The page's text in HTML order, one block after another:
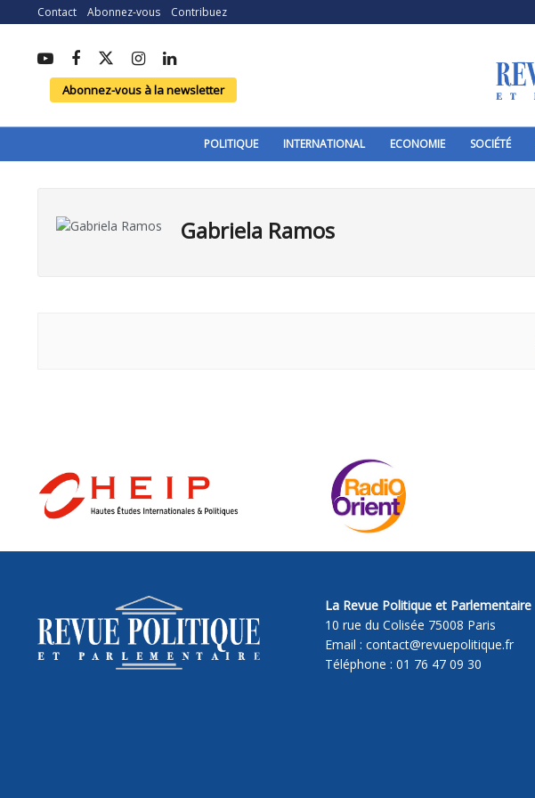
Contact Abonnez-vous Contribuez
Abonnez-vous à la newsletter
POLITIQUE INTERNATIONAL ECONOMIE SOCIÉTÉ
Gabriela Ramos
La Revue Politique et Parlementaire
10 rue du Colisée 75008 Paris
Email : contact@revuepolitique.fr
Téléphone : 01 76 47 09 30